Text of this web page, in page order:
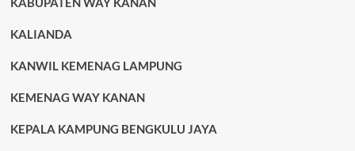
KALIANDA
KANWIL KEMENAG LAMPUNG
KEMENAG WAY KANAN
KEPALA KAMPUNG BENGKULU JAYA